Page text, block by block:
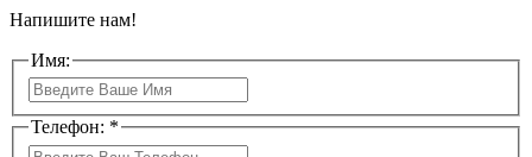
Напишите нам!
Имя:
Телефон: *